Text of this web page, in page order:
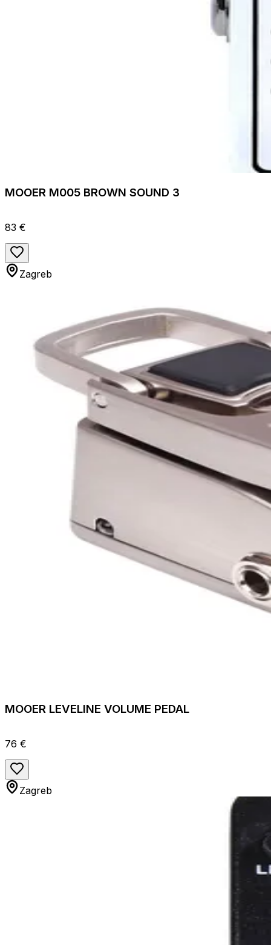
MOOER M005 BROWN SOUND 3
83 €
Zagreb
MOOER LEVELINE VOLUME PEDAL
76 €
Zagreb